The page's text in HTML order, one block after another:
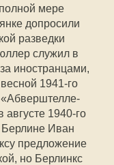
мере
допросили
разведки
служил в
иностранцами,
1941-го
августе 1940-го
Иван
предложение
но Берлинкс